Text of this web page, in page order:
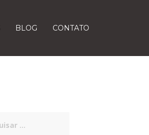
BLOG CONTATO